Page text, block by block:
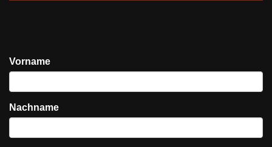
Vorname
Nachname